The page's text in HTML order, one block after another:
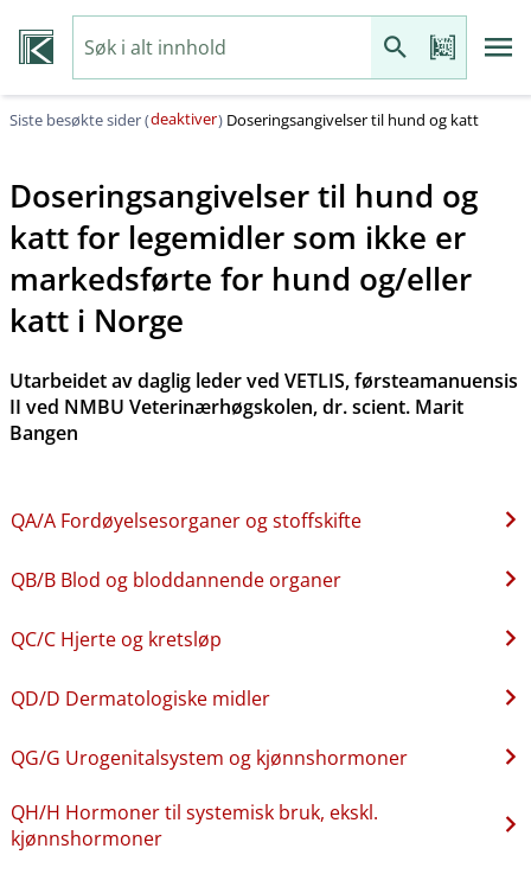
Siste besøkte sider (deaktiver) Doseringsangivelser til hund og katt
Doseringsangivelser til hund og
katt for legemidler som ikke er
markedsførte for hund og​/​eller
katt i Norge
Utarbeidet av daglig leder ved VETLIS, førsteamanuensis
II ved NMBU Veterinærhøgskolen, dr. scient. Marit
Bangen
QA​/​A Fordøyelsesorganer og stoffskifte
QB​/​B Blod og bloddannende organer
QC​/​C Hjerte og kretsløp
QD​/​D Dermatologiske midler
QG​/​G Urogenitalsystem og kjønnshormoner
QH​/​H Hormoner til systemisk bruk, ekskl.
kjønnshormoner